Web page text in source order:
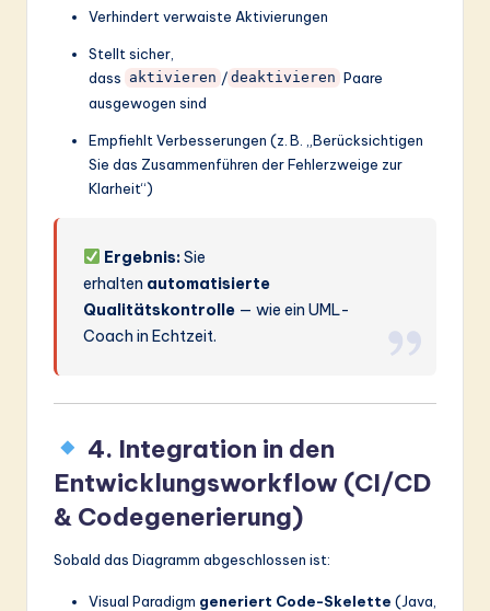
Verhindert verwaiste Aktivierungen
Stellt sicher,
dass aktivieren / deaktivieren Paare
ausgewogen sind
Empfiehlt Verbesserungen (z. B. „Berücksichtigen
Sie das Zusammenführen der Fehlerzweige zur
Klarheit“)
Ergebnis:Sie
erhalten automatisierte
Qualitätskontrolle — wie ein UML-
Coach in Echtzeit.
4. Integration in den
Entwicklungsworkflow (CI/CD
& Codegenerierung)
Sobald das Diagramm abgeschlossen ist:
Visual Paradigm generiert Code-Skelette (Java,